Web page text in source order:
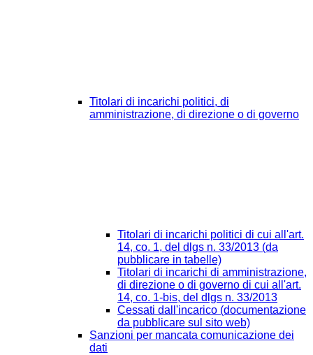
Titolari di incarichi politici, di
amministrazione, di direzione o di governo
Titolari di incarichi politici di cui all'art.
14, co. 1, del dlgs n. 33/2013 (da
pubblicare in tabelle)
Titolari di incarichi di amministrazione,
di direzione o di governo di cui all'art.
14, co. 1-bis, del dlgs n. 33/2013
Cessati dall'incarico (documentazione
da pubblicare sul sito web)
Sanzioni per mancata comunicazione dei
dati